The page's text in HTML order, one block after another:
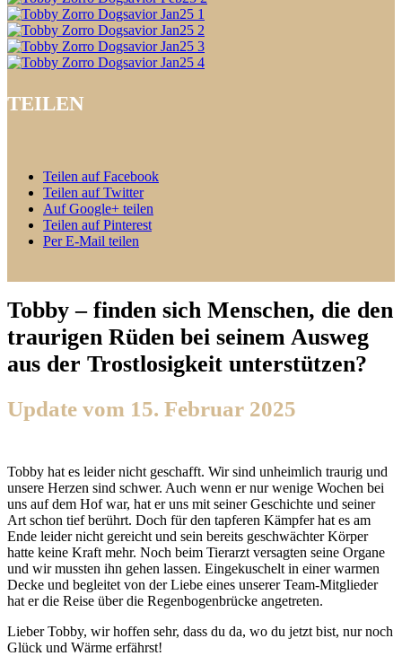
TEILEN
Teilen auf Facebook
Teilen auf Twitter
Auf Google+ teilen
Teilen auf Pinterest
Per E-Mail teilen
Tobby – finden sich Menschen, die den
traurigen Rüden bei seinem Ausweg
aus der Trostlosigkeit unterstützen?
Update vom 15. Februar 2025
Tobby hat es leider nicht geschafft. Wir sind unheimlich traurig und
unsere Herzen sind schwer. Auch wenn er nur wenige Wochen bei
uns auf dem Hof war, hat er uns mit seiner Geschichte und seiner
Art schon tief berührt. Doch für den tapferen Kämpfer hat es am
Ende leider nicht gereicht und sein bereits geschwächter Körper
hatte keine Kraft mehr. Noch beim Tierarzt versagten seine Organe
und wir mussten ihn gehen lassen. Eingekuschelt in einer warmen
Decke und begleitet von der Liebe eines unserer Team-Mitglieder
hat er die Reise über die Regenbogenbrücke angetreten.
Lieber Tobby, wir hoffen sehr, dass du da, wo du jetzt bist, nur noch
Glück und Wärme erfährst!